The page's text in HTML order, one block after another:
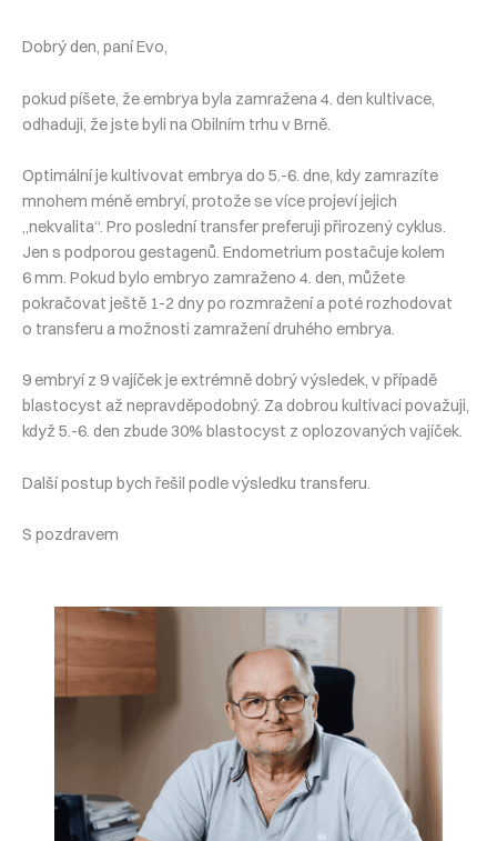
Dobrý den, paní Evo,
pokud píšete, že embrya byla zamražena 4. den kultivace,
odhaduji, že jste byli na Obilním trhu v Brně.
Optimální je kultivovat embrya do 5.-6. dne, kdy zamrazíte
mnohem méně embryí, protože se více projeví jejich
„nekvalita“. Pro poslední transfer preferuji přirozený cyklus.
Jen s podporou gestagenů. Endometrium postačuje kolem
6 mm. Pokud bylo embryo zamraženo 4. den, můžete
pokračovat ještě 1-2 dny po rozmražení a poté rozhodovat
o transferu a možnosti zamražení druhého embrya.
9 embryí z 9 vajíček je extrémně dobrý výsledek, v případě
blastocyst až nepravděpodobný. Za dobrou kultivaci považuji,
když 5.-6. den zbude 30% blastocyst z oplozovaných vajíček.
Další postup bych řešil podle výsledku transferu.
S pozdravem